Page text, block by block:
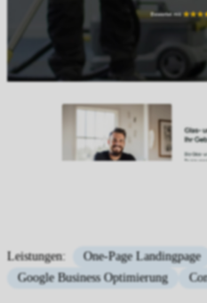
Leistungen: One-Page Landingpage
Google Business Optimierung